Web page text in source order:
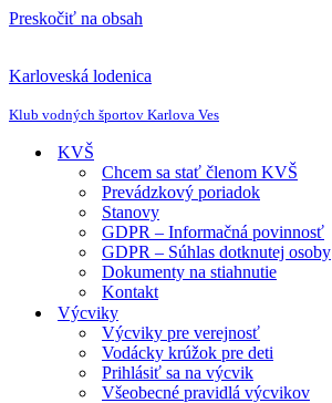
Preskočiť na obsah
Karloveská lodenica
Klub vodných športov Karlova Ves
KVŠ
Chcem sa stať členom KVŠ
Prevádzkový poriadok
Stanovy
GDPR – Informačná povinnosť
GDPR – Súhlas dotknutej osoby
Dokumenty na stiahnutie
Kontakt
Výcviky
Výcviky pre verejnosť
Vodácky krúžok pre deti
Prihlásiť sa na výcvik
Všeobecné pravidlá výcvikov